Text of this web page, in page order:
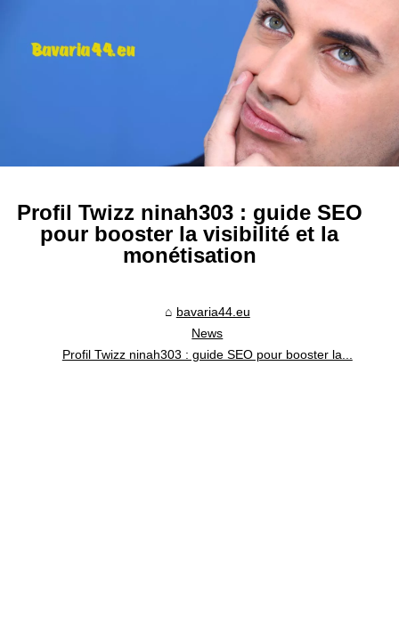
Profil Twizz ninah303 : guide SEO
pour booster la visibilité et la
monétisation
bavaria44.eu
News
Profil Twizz ninah303 : guide SEO pour booster la...